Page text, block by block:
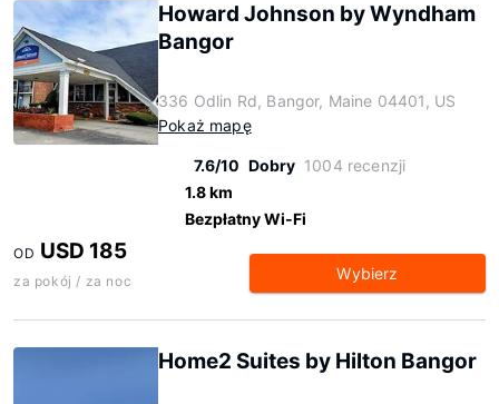
Howard Johnson by Wyndham
Bangor
336 Odlin Rd, Bangor, Maine 04401, US
Pokaż mapę
7.6/10 Dobry 1004 recenzji
1.8 km
Bezpłatny Wi-Fi
OD USD 185
za pokój / za noc Wybierz
Home2 Suites by Hilton Bangor